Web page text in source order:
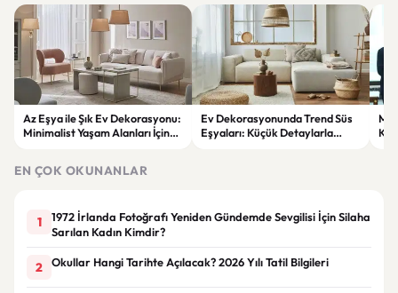
Az Eşya ile Şık Ev Dekorasyonu:
Minimalist Yaşam Alanları İçin
Ev Dekorasyonunda Trend Süs
Eşyaları: Küçük Detaylarla
EN ÇOK OKUNANLAR
1
1972 İrlanda Fotoğrafı Yeniden Gündemde Sevgilisi İçin Silaha
Sarılan Kadın Kimdir?
2 Okullar Hangi Tarihte Açılacak? 2026 Yılı Tatil Bilgileri